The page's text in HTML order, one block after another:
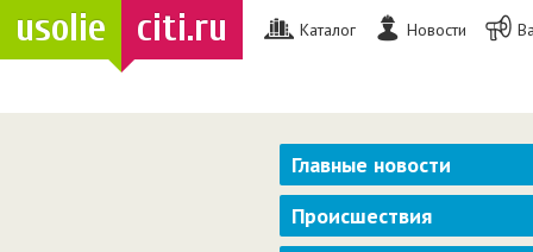
usolie citi.ru Каталог Новости
Главные новости
Происшествия